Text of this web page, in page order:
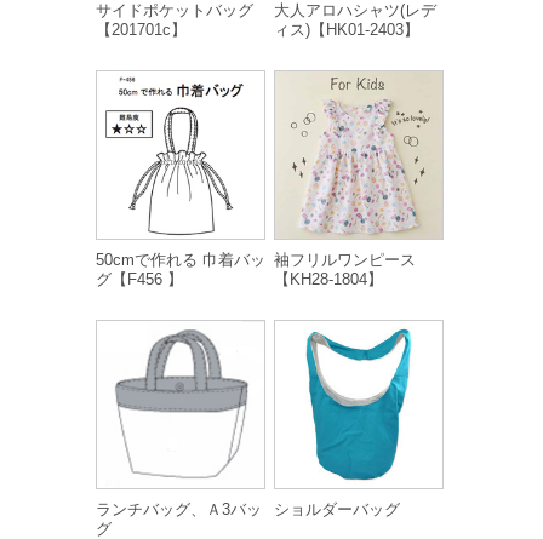
サイドポケットバッグ
【201701c】
大人アロハシャツ(レデ
ィス)【HK01-2403】
50cmで作れる 巾着バッ
グ【F456 】
袖フリルワンピース
【KH28-1804】
ランチバッグ、Ａ3バッ
グ
ショルダーバッグ